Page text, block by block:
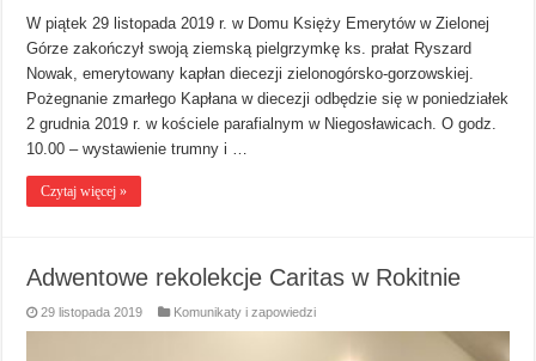
W piątek 29 listopada 2019 r. w Domu Księży Emerytów w Zielonej
Górze zakończył swoją ziemską pielgrzymkę ks. prałat Ryszard
Nowak, emerytowany kapłan diecezji zielonogórsko-gorzowskiej.
Pożegnanie zmarłego Kapłana w diecezji odbędzie się w poniedziałek
2 grudnia 2019 r. w kościele parafialnym w Niegosławicach. O godz.
10.00 – wystawienie trumny i …
Czytaj więcej »
Adwentowe rekolekcje Caritas w Rokitnie
29 listopada 2019 Komunikaty i zapowiedzi